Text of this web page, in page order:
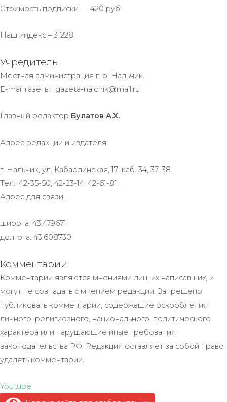
Стоимость подписки — 420 руб.
Наш индекс – 31228.
Учредитель
Местная администрация г. о. Нальчик.
E-mail газеты: gazeta-nalchik@mail.ru
Главный редактор Булатов А.Х.
Адрес редакции и издателя:
г. Нальчик, ул. Кабардинская, 17; каб. 34, 37, 38.
Тел.: 42-35-50, 42-23-14, 42-61-81.
Адрес для связи: .
широта: 43.479671
долгота: 43.608730
Комментарии
Комментарии являются мнениями лиц, их написавших, и
могут не совпадать с мнением редакции. Запрещено
публиковать комментарии, содержащие оскорбления
личного, религиозного, национального, политического
характера или нарушающие иные требования
законодательства РФ. Редакция оставляет за собой право
удалять комментарии.
Youtube